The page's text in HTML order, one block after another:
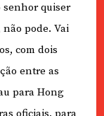
senhor quiser
pode. Vai
com dois
entre as
para Hong